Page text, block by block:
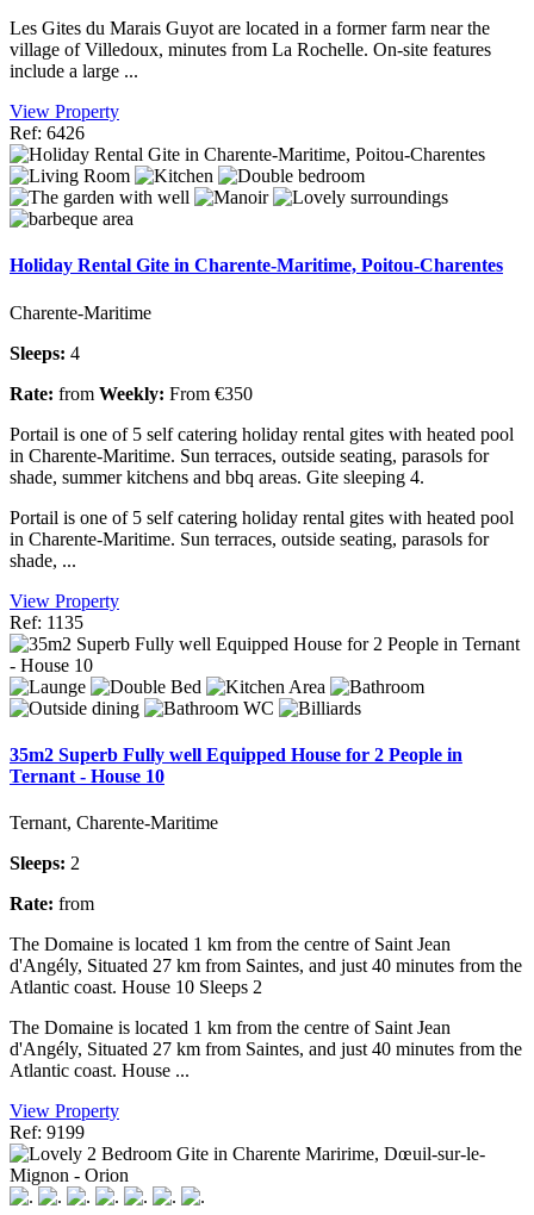
Les Gites du Marais Guyot are located in a former farm near the
village of Villedoux, minutes from La Rochelle. On-site features
include a large ...
View Property
Ref: 6426
Holiday Rental Gite in Charente-Maritime, Poitou-Charentes
Charente-Maritime
Sleeps: 4
Rate: from Weekly: From €350
Portail is one of 5 self catering holiday rental gites with heated pool
in Charente-Maritime. Sun terraces, outside seating, parasols for
shade, summer kitchens and bbq areas. Gite sleeping 4.
Portail is one of 5 self catering holiday rental gites with heated pool
in Charente-Maritime. Sun terraces, outside seating, parasols for
shade, ...
View Property
Ref: 1135
35m2 Superb Fully well Equipped House for 2 People in
Ternant - House 10
Ternant, Charente-Maritime
Sleeps: 2
Rate: from
The Domaine is located 1 km from the centre of Saint Jean
d'Angély, Situated 27 km from Saintes, and just 40 minutes from the
Atlantic coast. House 10 Sleeps 2
The Domaine is located 1 km from the centre of Saint Jean
d'Angély, Situated 27 km from Saintes, and just 40 minutes from the
Atlantic coast. House ...
View Property
Ref: 9199